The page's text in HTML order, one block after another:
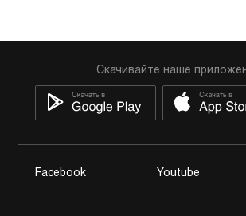
Скачивайте наше
Facebook Youtube